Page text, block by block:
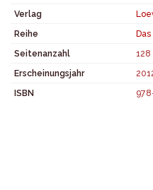
Verlag
Reihe
Seitenanzahl
128
Erscheinungsjahr
ISBN